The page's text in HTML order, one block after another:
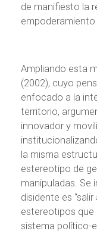
de manifiesto la
empoderamiento
Ampliando esta
(2002), cuyo
enfocado a la
territorio,
innovador y
la misma
estereotipo de
manipuladas. Se
disidente es
estereotipos que
sistema político-